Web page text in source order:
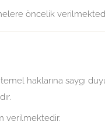
öncelik
temel haklarına saygı
verilmektedir.